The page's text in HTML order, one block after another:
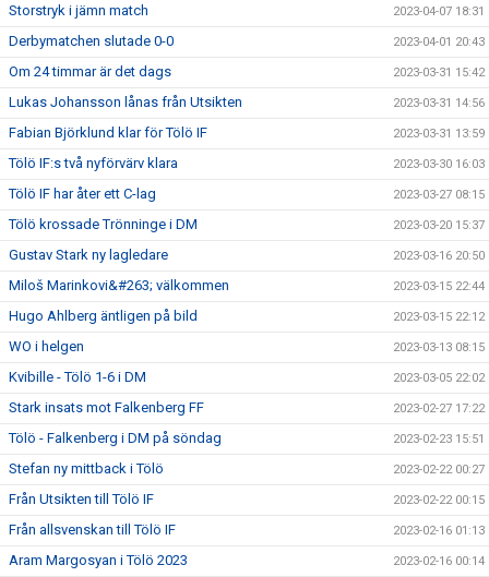
Storstryk i jämn match 2023-04-07 18:31
Derbymatchen slutade 0-0 2023-04-01 20:43
Om 24 timmar är det dags 2023-03-31 15:42
Lukas Johansson lånas från Utsikten 2023-03-31 14:56
Fabian Björklund klar för Tölö IF 2023-03-31 13:59
Tölö IF:s två nyförvärv klara 2023-03-30 16:03
Tölö IF har åter ett C-lag 2023-03-27 08:15
Tölö krossade Trönninge i DM 2023-03-20 15:37
Gustav Stark ny lagledare 2023-03-16 20:50
Miloš Marinkovi&#263; välkommen 2023-03-15 22:44
Hugo Ahlberg äntligen på bild 2023-03-15 22:12
WO i helgen 2023-03-13 08:15
Kvibille - Tölö 1-6 i DM 2023-03-05 22:02
Stark insats mot Falkenberg FF 2023-02-27 17:22
Tölö - Falkenberg i DM på söndag 2023-02-23 15:51
Stefan ny mittback i Tölö 2023-02-22 00:27
Från Utsikten till Tölö IF 2023-02-22 00:15
Från allsvenskan till Tölö IF 2023-02-16 01:13
Aram Margosyan i Tölö 2023 2023-02-16 00:14